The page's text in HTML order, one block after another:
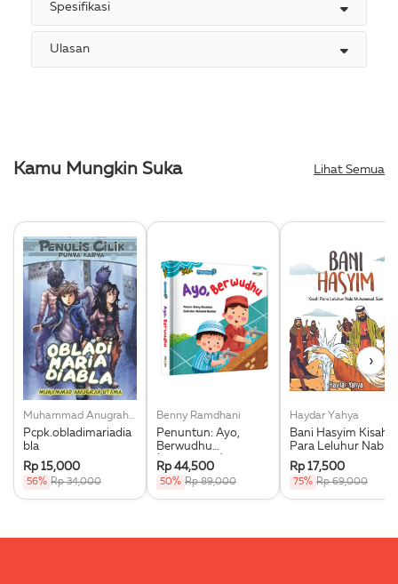
Spesifikasi
Ulasan
Kamu Mungkin Suka Lihat Semua
Muhammad Anugrah Utama
Pcpk.obladimariadia
bla
Rp 15,000
56% Rp 34,000
Benny Ramdhani
Penuntun: Ayo,
Berwudhu
(Boardbook)
Rp 44,500
50% Rp 89,000
Haydar Yahya
Bani Hasyim Kisah
Para Leluhur Nabi
Muhammad Saw.
Rp 17,500
75% Rp 69,000
›